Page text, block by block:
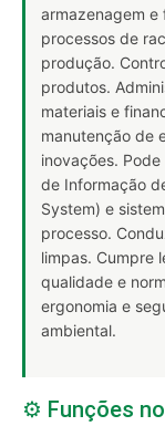
armazenagem e
processos de
produção.
produtos.
materiais e
manutenção de
inovações.
de Informação
System) e
processo.
limpas. Cumpre
qualidade e
ergonomia e
ambiental.
⚙️ Funções